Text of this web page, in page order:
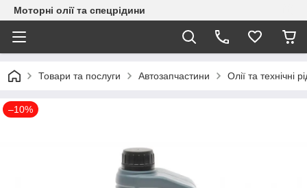
Моторні олії та спецрідини
Товари та послуги Автозапчастини Олії та технічні
–10%